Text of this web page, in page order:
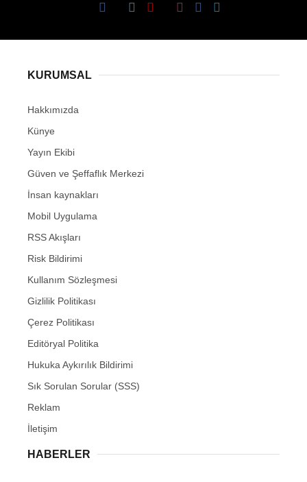
KURUMSAL
Hakkımızda
Künye
Yayın Ekibi
Güven ve Şeffaflık Merkezi
İnsan kaynakları
Mobil Uygulama
RSS Akışları
Risk Bildirimi
Kullanım Sözleşmesi
Gizlilik Politikası
Çerez Politikası
Editöryal Politika
Hukuka Aykırılık Bildirimi
Sık Sorulan Sorular (SSS)
Reklam
İletişim
HABERLER